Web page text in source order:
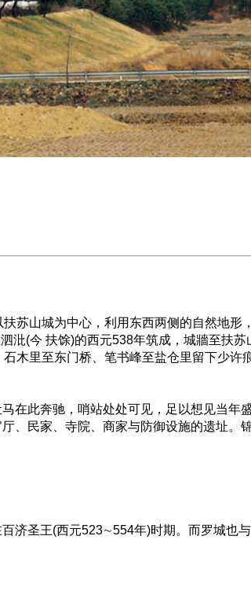
苏山城为中心，利用东西两侧的自然地形
沘(今 扶馀)的西元538年筑成，城牆至扶
木里至东门桥、笔书峰至盐仓里留下少许
在此奔驰，哨站处处可见，足以想见当年
、民家、寺院、商家与防御设施的遗址。
济圣王(西元523∼554年)时期。而罗城也